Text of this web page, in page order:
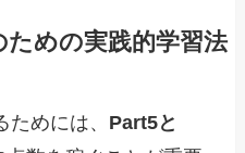
ための実践的学習法
めには、 Part5と